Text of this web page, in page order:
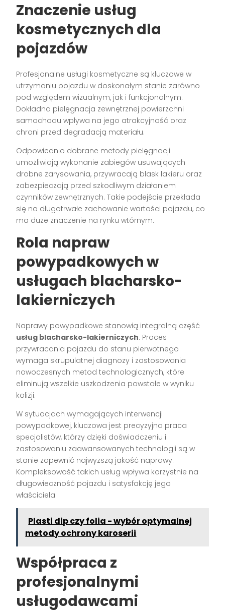
Znaczenie usług
kosmetycznych dla
pojazdów
Profesjonalne usługi kosmetyczne są kluczowe w
utrzymaniu pojazdu w doskonałym stanie zarówno
pod względem wizualnym, jak i funkcjonalnym.
Dokładna pielęgnacja zewnętrznej powierzchni
samochodu wpływa na jego atrakcyjność oraz
chroni przed degradacją materiału.
Odpowiednio dobrane metody pielęgnacji
umożliwiają wykonanie zabiegów usuwających
drobne zarysowania, przywracają blask lakieru oraz
zabezpieczają przed szkodliwym działaniem
czynników zewnętrznych. Takie podejście przekłada
się na długotrwałe zachowanie wartości pojazdu, co
ma duże znaczenie na rynku wtórnym.
Rola napraw
powypadkowych w
usługach blacharsko-
lakierniczych
Naprawy powypadkowe stanowią integralną część
usług blacharsko-lakierniczych. Proces
przywracania pojazdu do stanu pierwotnego
wymaga skrupulatnej diagnozy i zastosowania
nowoczesnych metod technologicznych, które
eliminują wszelkie uszkodzenia powstałe w wyniku
kolizji.
W sytuacjach wymagających interwencji
powypadkowej, kluczowa jest precyzyjna praca
specjalistów, którzy dzięki doświadczeniu i
zastosowaniu zaawansowanych technologii są w
stanie zapewnić najwyższą jakość naprawy.
Kompleksowość takich usług wpływa korzystnie na
długowieczność pojazdu i satysfakcję jego
właściciela.
Plasti dip czy folia - wybór optymalnej
metody ochrony karoserii
Współpraca z
profesjonalnymi
usługodawcami